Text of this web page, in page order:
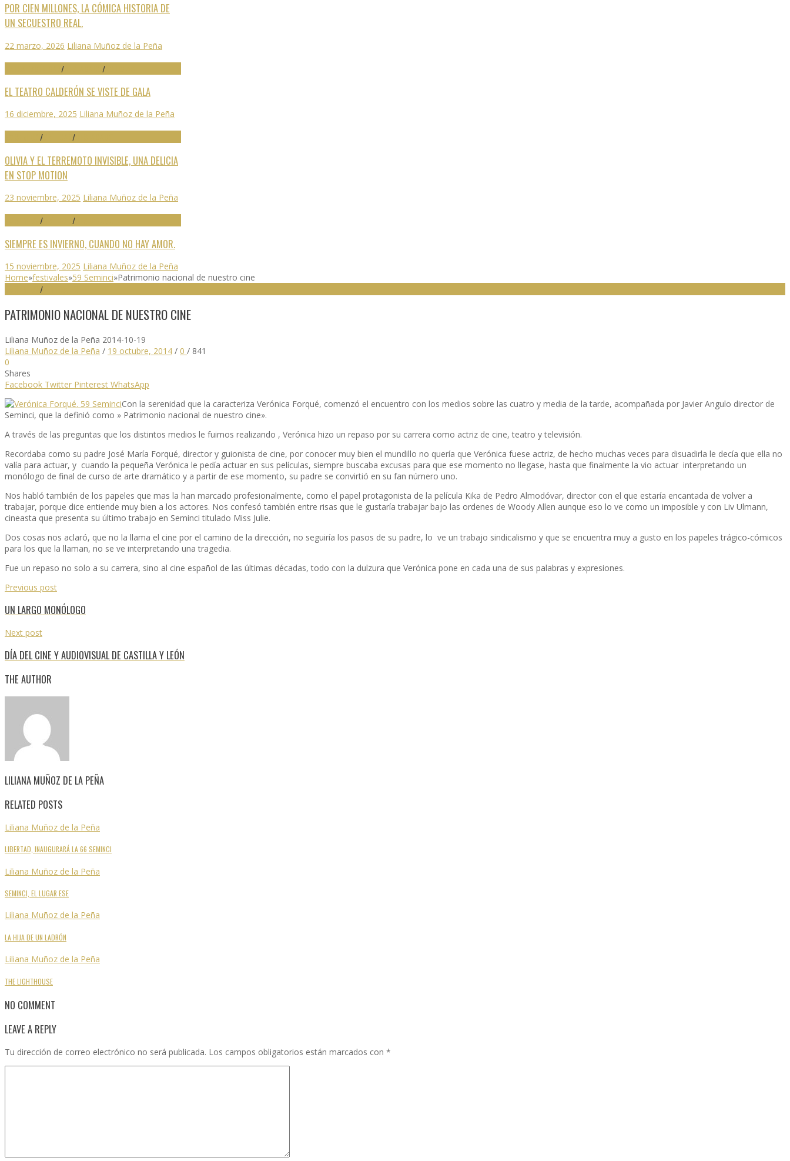
POR CIEN MILLONES, LA CÓMICA HISTORIA DE
UN SECUESTRO REAL.
22 marzo, 2026 Liliana Muñoz de la Peña
/ /
EL TEATRO CALDERÓN SE VISTE DE GALA
16 diciembre, 2025 Liliana Muñoz de la Peña
/ /
OLIVIA Y EL TERREMOTO INVISIBLE, UNA DELICIA
EN STOP MOTION
23 noviembre, 2025 Liliana Muñoz de la Peña
/ /
SIEMPRE ES INVIERNO, CUANDO NO HAY AMOR.
15 noviembre, 2025 Liliana Muñoz de la Peña
Home»festivales»59 Seminci»Patrimonio nacional de nuestro cine
/
PATRIMONIO NACIONAL DE NUESTRO CINE
Liliana Muñoz de la Peña 2014-10-19
Liliana Muñoz de la Peña / 19 octubre, 2014 / 0 / 841
0
Shares
Facebook Twitter Pinterest WhatsApp
Con la serenidad que la caracteriza Verónica Forqué, comenzó el encuentro con los medios sobre las cuatro y media de la tarde, acompañada por Javier Angulo director de
Seminci, que la definió como » Patrimonio nacional de nuestro cine».
A través de las preguntas que los distintos medios le fuimos realizando , Verónica hizo un repaso por su carrera como actriz de cine, teatro y televisión.
Recordaba como su padre José María Forqué, director y guionista de cine, por conocer muy bien el mundillo no quería que Verónica fuese actriz, de hecho muchas veces para disuadirla le decía que ella no
valía para actuar, y cuando la pequeña Verónica le pedía actuar en sus películas, siempre buscaba excusas para que ese momento no llegase, hasta que finalmente la vio actuar interpretando un
monólogo de final de curso de arte dramático y a partir de ese momento, su padre se convirtió en su fan número uno.
Nos habló también de los papeles que mas la han marcado profesionalmente, como el papel protagonista de la película Kika de Pedro Almodóvar, director con el que estaría encantada de volver a
trabajar, porque dice entiende muy bien a los actores. Nos confesó también entre risas que le gustaría trabajar bajo las ordenes de Woody Allen aunque eso lo ve como un imposible y con Liv Ulmann,
cineasta que presenta su último trabajo en Seminci titulado Miss Julie.
Dos cosas nos aclaró, que no la llama el cine por el camino de la dirección, no seguiría los pasos de su padre, lo ve un trabajo sindicalismo y que se encuentra muy a gusto en los papeles trágico-cómicos
para los que la llaman, no se ve interpretando una tragedia.
Fue un repaso no solo a su carrera, sino al cine español de las últimas décadas, todo con la dulzura que Verónica pone en cada una de sus palabras y expresiones.
Previous post
UN LARGO MONÓLOGO
Next post
DÍA DEL CINE Y AUDIOVISUAL DE CASTILLA Y LEÓN
THE AUTHOR
LILIANA MUÑOZ DE LA PEÑA
RELATED POSTS
Liliana Muñoz de la Peña
LIBERTAD, INAUGURARÁ LA 66 SEMINCI
Liliana Muñoz de la Peña
SEMINCI, EL LUGAR ESE
Liliana Muñoz de la Peña
LA HIJA DE UN LADRÓN
Liliana Muñoz de la Peña
THE LIGHTHOUSE
NO COMMENT
LEAVE A REPLY
Tu dirección de correo electrónico no será publicada. Los campos obligatorios están marcados con *